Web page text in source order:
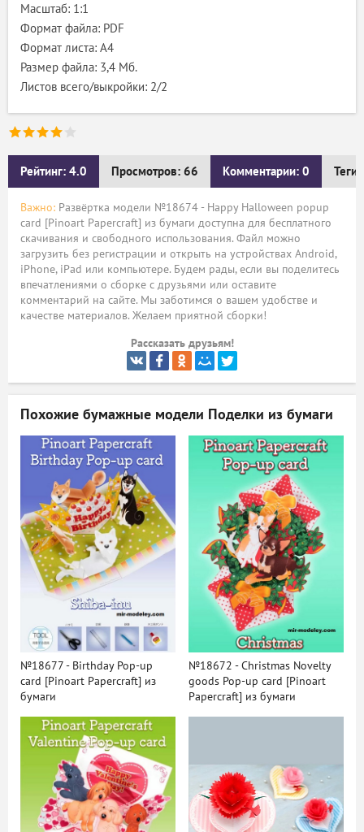
Масштаб: 1:1
Формат файла: PDF
Формат листа: А4
Размер файла: 3,4 Мб.
Листов всего/выкройки: 2/2
Рейтинг: 4.0 Просмотров: 66 Комментарии: 0 Теги:
Важно: Развёртка модели №18674 - Happy Halloween popup
card [Pinoart Papercraft] из бумаги доступна для бесплатного
скачивания и свободного использования. Файл можно
загрузить без регистрации и открыть на устройствах Android,
iPhone, iPad или компьютере. Будем рады, если вы поделитесь
впечатлениями о сборке с друзьями или оставите
комментарий на сайте. Мы заботимся о вашем удобстве и
качестве материалов. Желаем приятной сборки!
Рассказать друзьям!
Похожие бумажные модели Поделки из бумаги
№18677 - Birthday Pop-up
card [Pinoart Papercraft] из
бумаги
№18672 - Christmas Novelty
goods Pop-up card [Pinoart
Papercraft] из бумаги